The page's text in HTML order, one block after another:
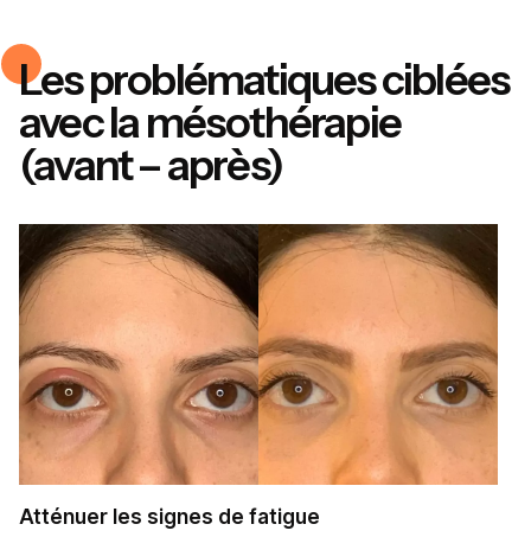
Les problématiques ciblées
avec la mésothérapie
(avant – après)
Atténuer les signes de fatigue